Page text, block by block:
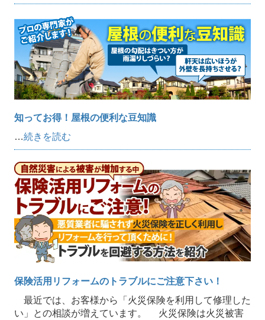
知ってお得！屋根の便利な豆知識
…続きを読む
保険活用リフォームのトラブルにご注意下さい！
最近では、お客様から「火災保険を利用して修理した
い」との相談が増えています。 火災保険は火災被害